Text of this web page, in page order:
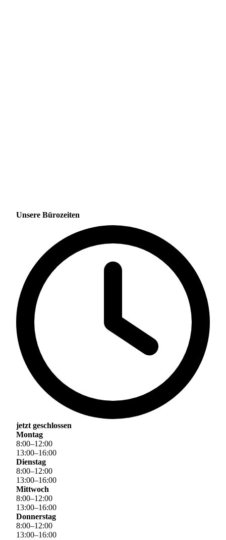
Unsere Bürozeiten
jetzt geschlossen
Montag
8:00–12:00
13:00–16:00
Dienstag
8:00–12:00
13:00–16:00
Mittwoch
8:00–12:00
13:00–16:00
Donnerstag
8:00–12:00
13:00–16:00